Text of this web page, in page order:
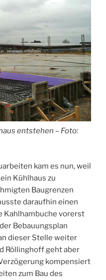
entstehen – Foto:
kam es nun, weil
Kühlhaus zu
Baugrenzen
daraufhin einen
Kahlhambuche vorerst
Bebauungsplan
dieser Stelle weiter
Röllinghoff geht aber
kompensiert
zum Bau des